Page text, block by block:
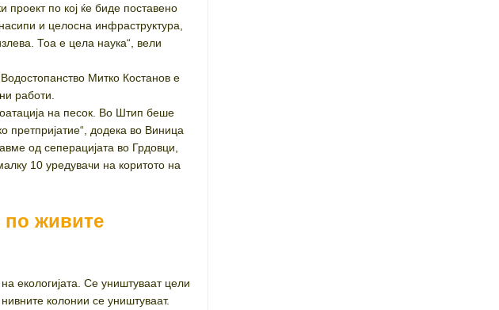
проект по кој ќе биде поставено
и целосна инфраструктура,
Тоа е цела наука“, вели
Митко Костанов е
работи.
на песок. Во Штип беше
претпријатие“, додека во Виница
од сеперацијата во Грдовци,
10 уредувачи на коритото на
по живите
екологијата. Се уништуваат цели
колонии се уништуваат.